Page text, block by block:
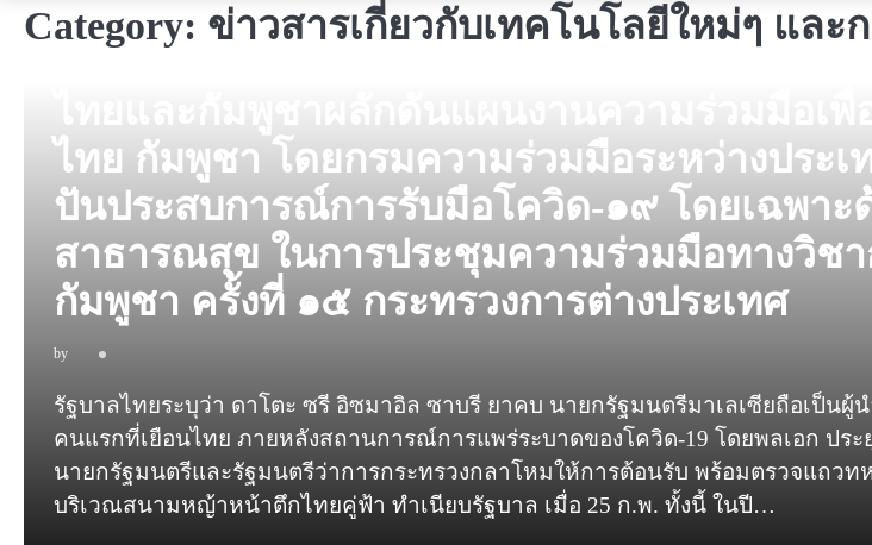
Category: ข่าวสารเกี่ยวกับเทคโนโลยีใหม่ๆ และ
ไทย กัมพูชา โดยกรมความร่วมมือระหว่างประเ
ปันประสบการณ์การรับมือโควิด-๑๙ โดยเฉพาะ
สาธารณสุข ในการประชุมความร่วมมือทางวิชา
กัมพูชา ครั้งที่ ๑๕ กระทรวงการต่างประเทศ
by
รัฐบาลไทยระบุว่า ดาโตะ ซรี อิซมาอิล ซาบรี ยาคบ นายกรัฐมนตรีมาเลเซียถือเป็นผู้
คนแรกที่เยือนไทย ภายหลังสถานการณ์การแพร่ระบาดของโควิด-19 โดยพลเอก ปร
นายกรัฐมนตรีและรัฐมนตรีว่าการกระทรวงกลาโหมให้การต้อนรับ พร้อมตรวจแถวท
บริเวณสนามหญ้าหน้าตึกไทยคู่ฟ้า ทำเนียบรัฐบาล เมื่อ 25 ก.พ. ทั้งนี้ ในปี…